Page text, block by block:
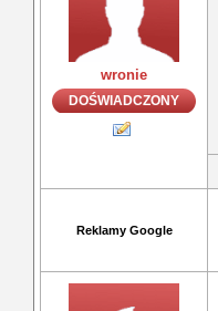
wronie
DOŚWIADCZONY
Reklamy Google